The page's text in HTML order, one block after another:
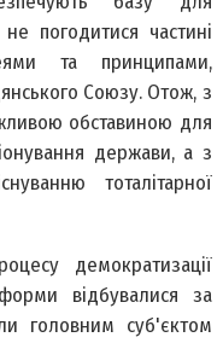
погодитися частині
та принципами,
Союзу. Отож, з
обставиною для
держави, а з
тоталітарної
демократизації
відбувалися за
головним суб'єктом